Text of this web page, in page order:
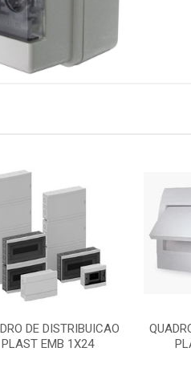
DE DISTRIBUICAO
PLAST EMB 1X12